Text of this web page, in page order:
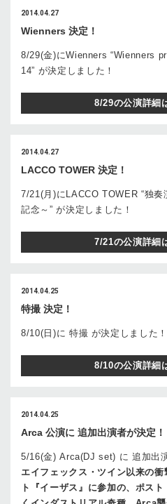
2014.04.27
Wienners 決定！
8/29(金)にWienners “Wienners
14” が決定しました！
8/29の公演詳細
2014.04.27
LACCO TOWER 決定！
7/21(月)にLACCO TOWER “独
記念～” が決定しました！
7/21の公演詳細
2014.04.25
特撮 決定！
8/10(日)に 特撮 が決定しました！
8/10の公演詳細
2014.04.25
Arca 公演に 追加出演者が決定！
5/16(金) Arca(DJ set) に 追加出
エイフェックス・ツイン以来の
ト『イーザス』に参加の、ポス